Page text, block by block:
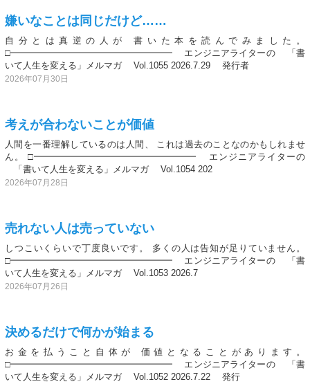
嫌いなことは同じだけど……
自分とは真逆の人が 書いた本を読んでみました。
□━━━━━━━━━━━━━━━━━━ エンジニアライターの 「書
いて人生を変える」メルマガ Vol.1055 2026.7.29 発行者
2026年07月30日
考えが合わないことが価値
人間を一番理解しているのは人間、 これは過去のことなのかもしれませ
ん。 □━━━━━━━━━━━━━━━━━━ エンジニアライターの
「書いて人生を変える」メルマガ Vol.1054 202
2026年07月28日
売れない人は売っていない
しつこいくらいで丁度良いです。 多くの人は告知が足りていません。
□━━━━━━━━━━━━━━━━━━ エンジニアライターの 「書
いて人生を変える」メルマガ Vol.1053 2026.7
2026年07月26日
決めるだけで何かが始まる
お金を払うこと自体が 価値となることがあります。
□━━━━━━━━━━━━━━━━━━ エンジニアライターの 「書
いて人生を変える」メルマガ Vol.1052 2026.7.22 発行